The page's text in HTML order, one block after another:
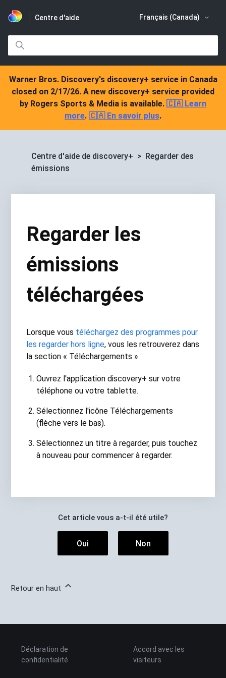
Centre d'aide Français (Canada)
Warner Bros. Discovery's discovery+ service in Canada
closed on 2/17/26. A new discovery+ service provided
by Rogers Sports & Media is available. 🇨🇦 Learn
more. 🇨🇦 En savoir plus.
Centre d'aide de discovery+
Regarder des
émissions
Regarder les
émissions
téléchargées
Lorsque vous téléchargez des programmes pour
les regarder hors ligne, vous les retrouverez dans
la section « Téléchargements ».
Ouvrez l'application discovery+ sur votre
téléphone ou votre tablette.
Sélectionnez l'icône Téléchargements
(flèche vers le bas).
Sélectionnez un titre à regarder, puis touchez
à nouveau pour commencer à regarder.
Cet article vous a-t-il été utile?
Oui Non
Retour en haut
Déclaration de
confidentialité
Accord avec les
visiteurs